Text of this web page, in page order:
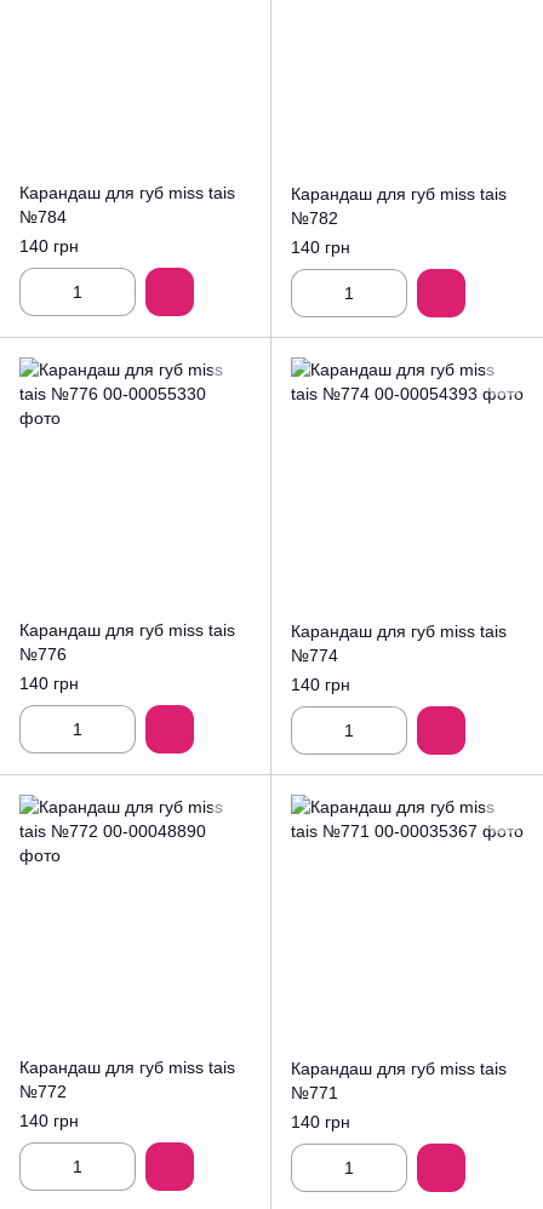
Карандаш для губ miss tais
№784
140 грн
Карандаш для губ miss tais
№782
140 грн
Карандаш для губ miss tais
№776
140 грн
Карандаш для губ miss tais
№774
140 грн
Карандаш для губ miss tais
№772
140 грн
Карандаш для губ miss tais
№771
140 грн